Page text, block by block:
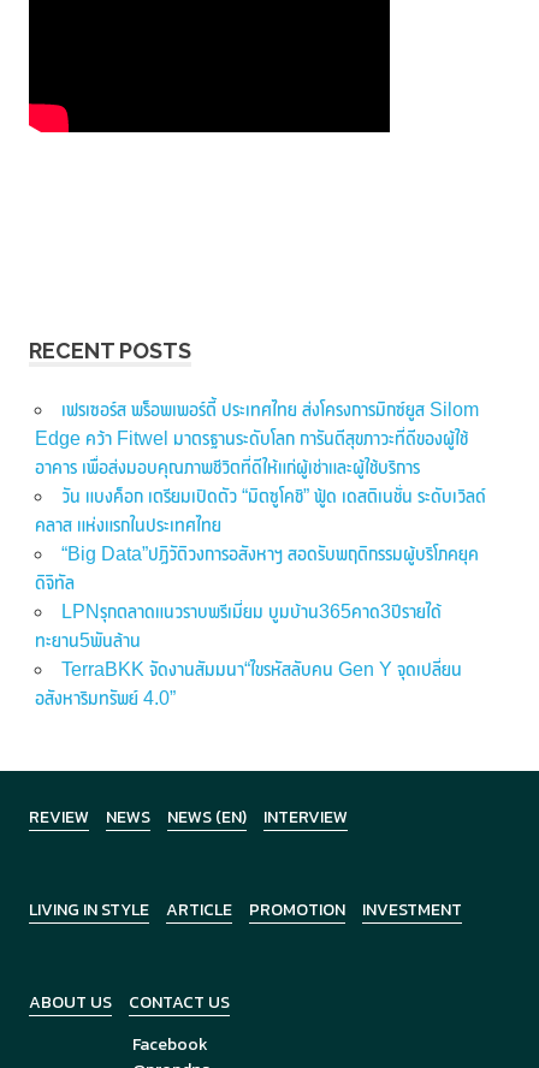
RECENT POSTS
เฟรเซอร์ส พร็อพเพอร์ตี้ ประเทศไทย ส่งโครงการมิกซ์ยูส Silom
Edge คว้า Fitwel มาตรฐานระดับโลก การันตีสุขภาวะที่ดีของผู้ใช้
อาคาร เพื่อส่งมอบคุณภาพชีวิตที่ดีให้แก่ผู้เช่าและผู้ใช้บริการ
วัน แบงค็อก เตรียมเปิดตัว “มิตซูโคชิ” ฟู้ด เดสติเนชั่น ระดับเวิลด์
คลาส แห่งแรกในประเทศไทย
“Big Data”ปฏิวัติวงการอสังหาฯ สอดรับพฤติกรรมผู้บริโภคยุค
ดิจิทัล
LPNรุกตลาดแนวราบพรีเมี่ยม บูมบ้าน365คาด3ปีรายได้
ทะยาน5พันล้าน
TerraBKK จัดงานสัมมนา“ไขรหัสลับคน Gen Y จุดเปลี่ยน
อสังหาริมทรัพย์ 4.0”
REVIEW NEWS NEWS (EN) INTERVIEW
LIVING IN STYLE ARTICLE PROMOTION INVESTMENT
ABOUT US
CONTACT US
Facebook